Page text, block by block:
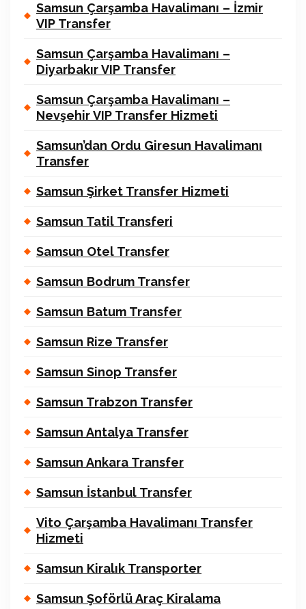
Samsun Çarşamba Havalimanı – İzmir
VIP Transfer
Samsun Çarşamba Havalimanı –
Diyarbakır VIP Transfer
Samsun Çarşamba Havalimanı –
Nevşehir VIP Transfer Hizmeti
Samsun’dan Ordu Giresun Havalimanı
Transfer
Samsun Şirket Transfer Hizmeti
Samsun Tatil Transferi
Samsun Otel Transfer
Samsun Bodrum Transfer
Samsun Batum Transfer
Samsun Rize Transfer
Samsun Sinop Transfer
Samsun Trabzon Transfer
Samsun Antalya Transfer
Samsun Ankara Transfer
Samsun İstanbul Transfer
Vito Çarşamba Havalimanı Transfer
Hizmeti
Samsun Kiralık Transporter
Samsun Şoförlü Araç Kiralama